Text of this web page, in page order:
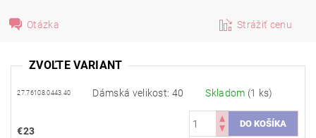
Otázka Strážiť cenu
ZVOĽTE VARIANT
27.76108.0443.40 Dámská velikost: 40 Skladom (1 ks)
€23